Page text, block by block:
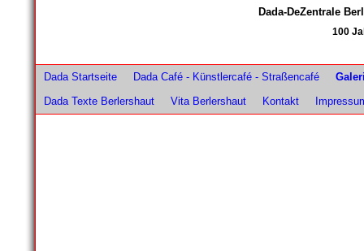
Dada-DeZentrale
100
Dada Startseite Dada Café - Künstlercafé - Straßencafé
Dada Texte Berlershaut
Vita Berlershaut Kontakt